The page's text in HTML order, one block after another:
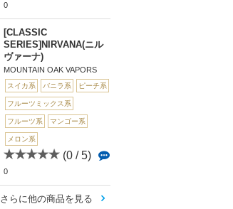
0
[CLASSIC
SERIES]NIRVANA(ニル
ヴァーナ)
MOUNTAIN OAK VAPORS
スイカ系 バニラ系 ピーチ系
フルーツミックス系
フルーツ系 マンゴー系
メロン系
(0 / 5)
0
さらに他の商品を見る